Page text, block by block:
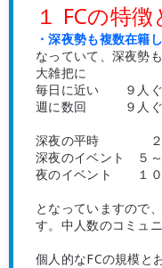
１ FCの特
・深夜勢も複数在籍
なっていて、深夜勢も
大雑把に
毎日に近い ９人
週に数回 ９人ぐ
深夜の平時 ２～
深夜のイベント ５
夜のイベント １０
となっていますので
す。中人数のコミュ
個人的なFCの規模と